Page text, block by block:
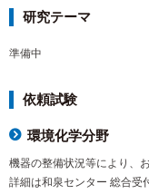
研究テーマ
準備中
依頼試験
環境化学分野
機器の整備状況等により、
詳細は和泉センター 総合受